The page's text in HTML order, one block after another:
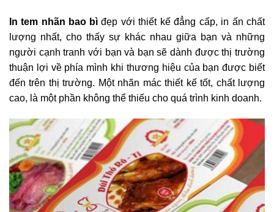
In tem nhãn bao bì đẹp với thiết kế đẳng cấp, in ấn chất
lượng nhất, cho thấy sự khác nhau giữa bạn và những
người cạnh tranh với bạn và bạn sẽ dành được thị trường
thuận lợi về phía mình khi thương hiệu của bạn được biết
đến trên thị trường. Một nhãn mác thiết kế tốt, chất lượng
cao, là một phần không thể thiếu cho quá trình kinh doanh.